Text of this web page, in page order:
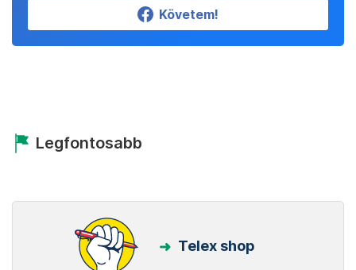
Követem!
Legfontosabb
Telex shop